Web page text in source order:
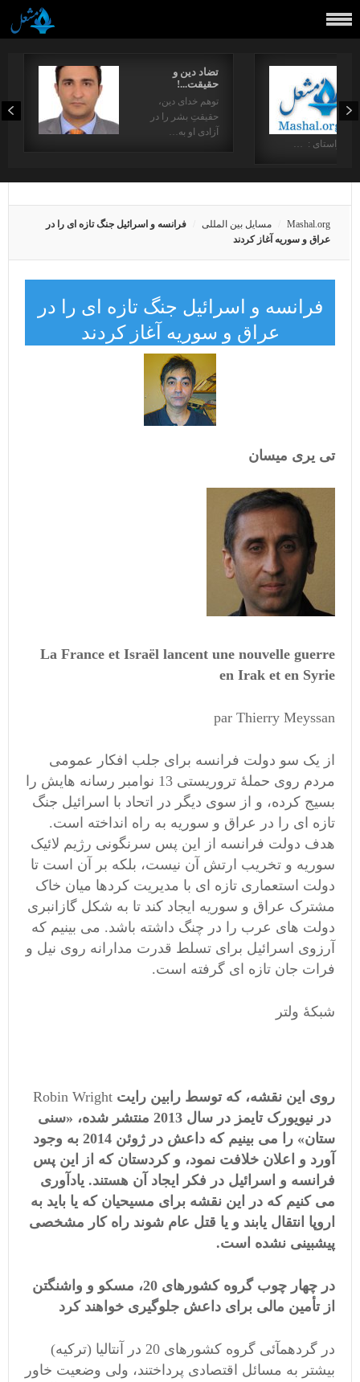
تضاد دین و
حقیقت...!
توهم خدای دین،
حقیقتِ بشر را در
آزادی او به…
در راستای : …
Mashal.org مسایل بین المللی
فرانسه و اسرائیل جنگ تازه ای را در
عراق و سوریه آغاز کردند
فرانسه و اسرائیل جنگ تازه ای را در
عراق و سوریه آغاز کردند
تی یری میسان
La France et Israël lancent une nouvelle guerre
en Irak et en Syrie
par Thierry Meyssan
از یک سو دولت فرانسه برای جلب افکار عمومی
مردم روی حملۀ تروریستی 13 نوامبر رسانه هایش را
بسیج کرده، و از سوی دیگر در اتحاد با اسرائیل جنگ
تازه ای را در عراق و سوریه به راه انداخته است.
هدف دولت فرانسه از این پس سرنگونی رژیم لائیک
سوریه و تخریب ارتش آن نیست، بلکه بر آن است تا
دولت استعماری تازه ای با مدیریت کردها میان خاک
مشترک عراق و سوریه ایجاد کند تا به شکل گازانبری
دولت های عرب را در چنگ داشته باشد. می بینیم که
آرزوی اسرائیل برای تسلط قدرت مدارانه روی نیل و
فرات جان تازه ای گرفته است.
شبکۀ ولتر
روی این نقشه، که توسط رابین رایت Robin Wright
در نیویورک تایمز در سال 2013 منتشر شده، «سنی
ستان» را می بینیم که داعش در ژوئن 2014 به وجود
آورد و اعلان خلافت نمود، و کردستان که از این پس
فرانسه و اسرائیل در فکر ایجاد آن هستند. یادآوری
می کنیم که در این نقشه برای مسیحیان که یا باید به
اروپا انتقال یابند و یا قتل عام شوند راه کار مشخصی
پیشبینی نشده است.
در چهار چوب گروه کشورهای 20، مسکو و واشنگتن
از تأمین مالی برای داعش جلوگیری خواهند کرد
در گردهمآئی گروه کشورهای 20 در آنتالیا (ترکیه)
بیشتر به مسائل اقتصادی پرداختند، ولی وضعیت خاور